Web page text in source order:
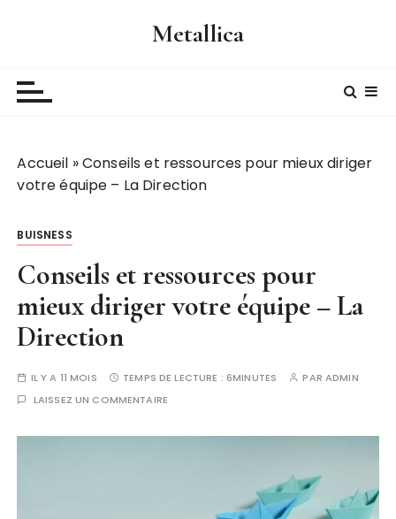
Metallica
Accueil »Conseils et ressources pour mieux diriger
votre équipe – La Direction
BUISNESS
Conseils et ressources pour
mieux diriger votre équipe – La
Direction
IL Y A 11 MOIS TEMPS DE LECTURE : 6MINUTES PARADMIN
LAISSEZ UN COMMENTAIRE